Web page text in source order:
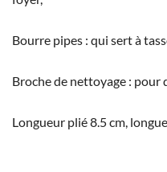
Bourre pipes : qui sert à
Broche de nettoyage : pour
Longueur plié 8.5 cm,